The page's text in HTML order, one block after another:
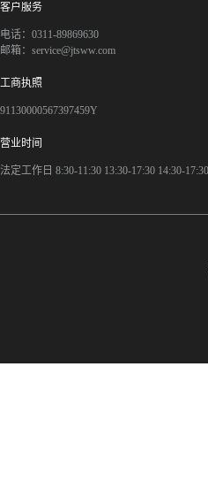
客户服务
电话：0311-89869630
邮箱：service@jtsww.com
工商执照
91130000567397459Y
营业时间
法定工作日 8:30-11:30 13:30-17:30 14:30-